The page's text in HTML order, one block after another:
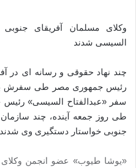
وکلای مسلمان آفریقای
السیسی شدند
چند نهاد حقوقی و رسانه ای در
رئیس جمهوری مصر طی سفرش به
سفر «عبدالفتاح السیسی»
طی روز جمعه آینده، چند
جنوبی خواستار دستگیری وی
«یوشا طیوب» عضو انجمن وکلای